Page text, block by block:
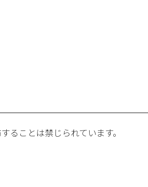
ることは禁じられています。